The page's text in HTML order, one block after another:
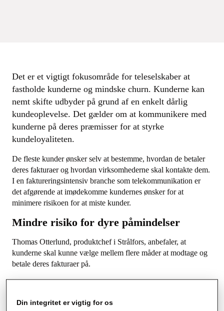
Det er et vigtigt fokusområde for teleselskaber at
fastholde kunderne og mindske churn. Kunderne kan
nemt skifte udbyder på grund af en enkelt dårlig
kundeoplevelse. Det gælder om at kommunikere med
kunderne på deres præmisser for at styrke
kundeloyaliteten.
De fleste kunder ønsker selv at bestemme, hvordan de betaler
deres fakturaer og hvordan virksomhederne skal kontakte dem.
I en faktureringsintensiv branche som telekommunikation er
det afgørende at imødekomme kundernes ønsker for at
minimere risikoen for at miste kunder.
Mindre risiko for dyre påmindelser
Thomas Otterlund, produktchef i Strålfors, anbefaler, at
kunderne skal kunne vælge mellem flere måder at modtage og
betale deres fakturaer på.
– Når man giver kunderne mulighed for at betale i flere
betalingsservice kan det reducere risikoen for sen betaling af
Din integritet er vigtig for os